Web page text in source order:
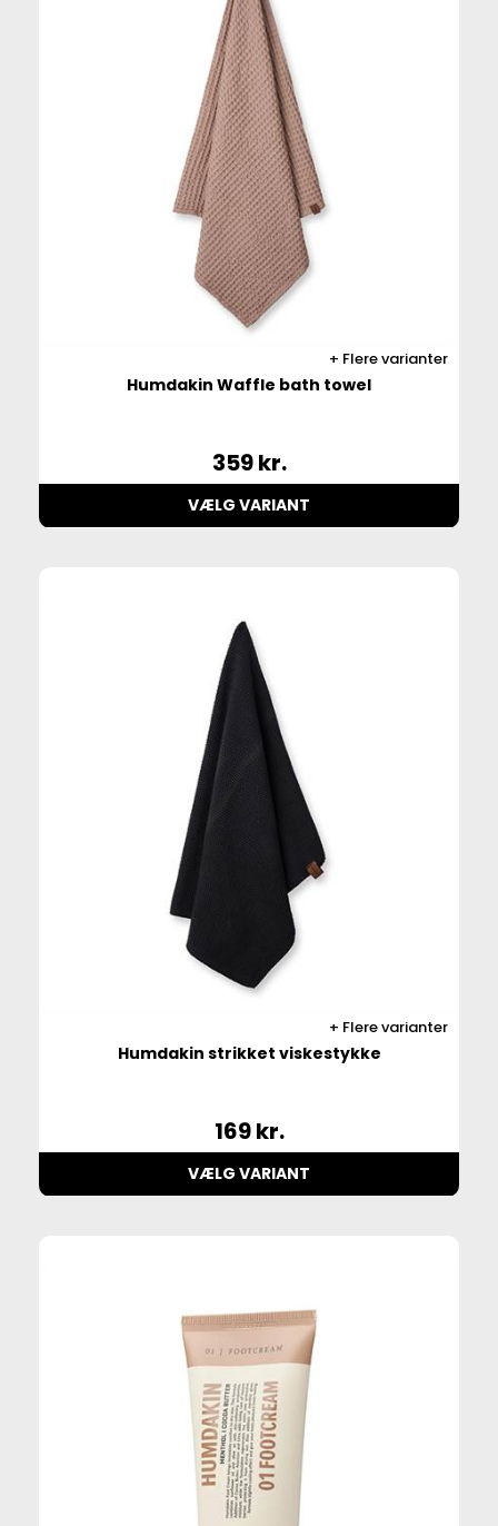
Flere varianter
Humdakin Waffle bath towel
359kr.
VÆLG VARIANT
Flere varianter
Humdakin strikket viskestykke
169kr.
VÆLG VARIANT